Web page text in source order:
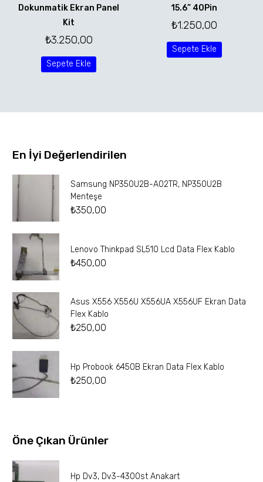
Dokunmatik Ekran Panel
Kit
₺3.250,00
Sepete Ekle
15.6” 40Pin
₺1.250,00
Sepete Ekle
En İyi Değerlendirilen
Samsung NP350U2B-A02TR, NP350U2B
Menteşe
₺350,00
Lenovo Thinkpad SL510 Lcd Data Flex Kablo
₺450,00
Asus X556 X556U X556UA X556UF Ekran Data
Flex Kablo
₺250,00
Hp Probook 6450B Ekran Data Flex Kablo
₺250,00
Öne Çıkan Ürünler
Hp Dv3, Dv3-4300st Anakart